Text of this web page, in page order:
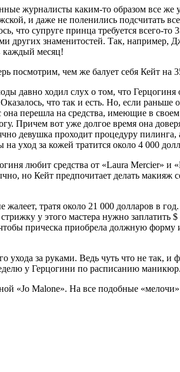
журналисты каким-то образом все же
и даже не поленились подсчитать
что супруге принца требуется всего-
других знаменитостей. Так,
каждый месяц!
посмотрим, чем же балует себя Кейт на
давно ходил слух о том, что Герцогиня
что так и есть. Но, если
она перешла на средства, имеющие в
Причем вот уже долгое время она
девушка проходит процедуру
уход за кожей тратится около 4 000
любит средства от «Laura
но Кейт предпочитает делать макияж
жалеет, тратя около 21 000 долларов в
у этого мастера нужно заплатить $
прическа приобрела должную
за руками. Ведь чуть что не так, и
у Герцогини по расписанию маникюр.
«Jo Malone». На все подобные